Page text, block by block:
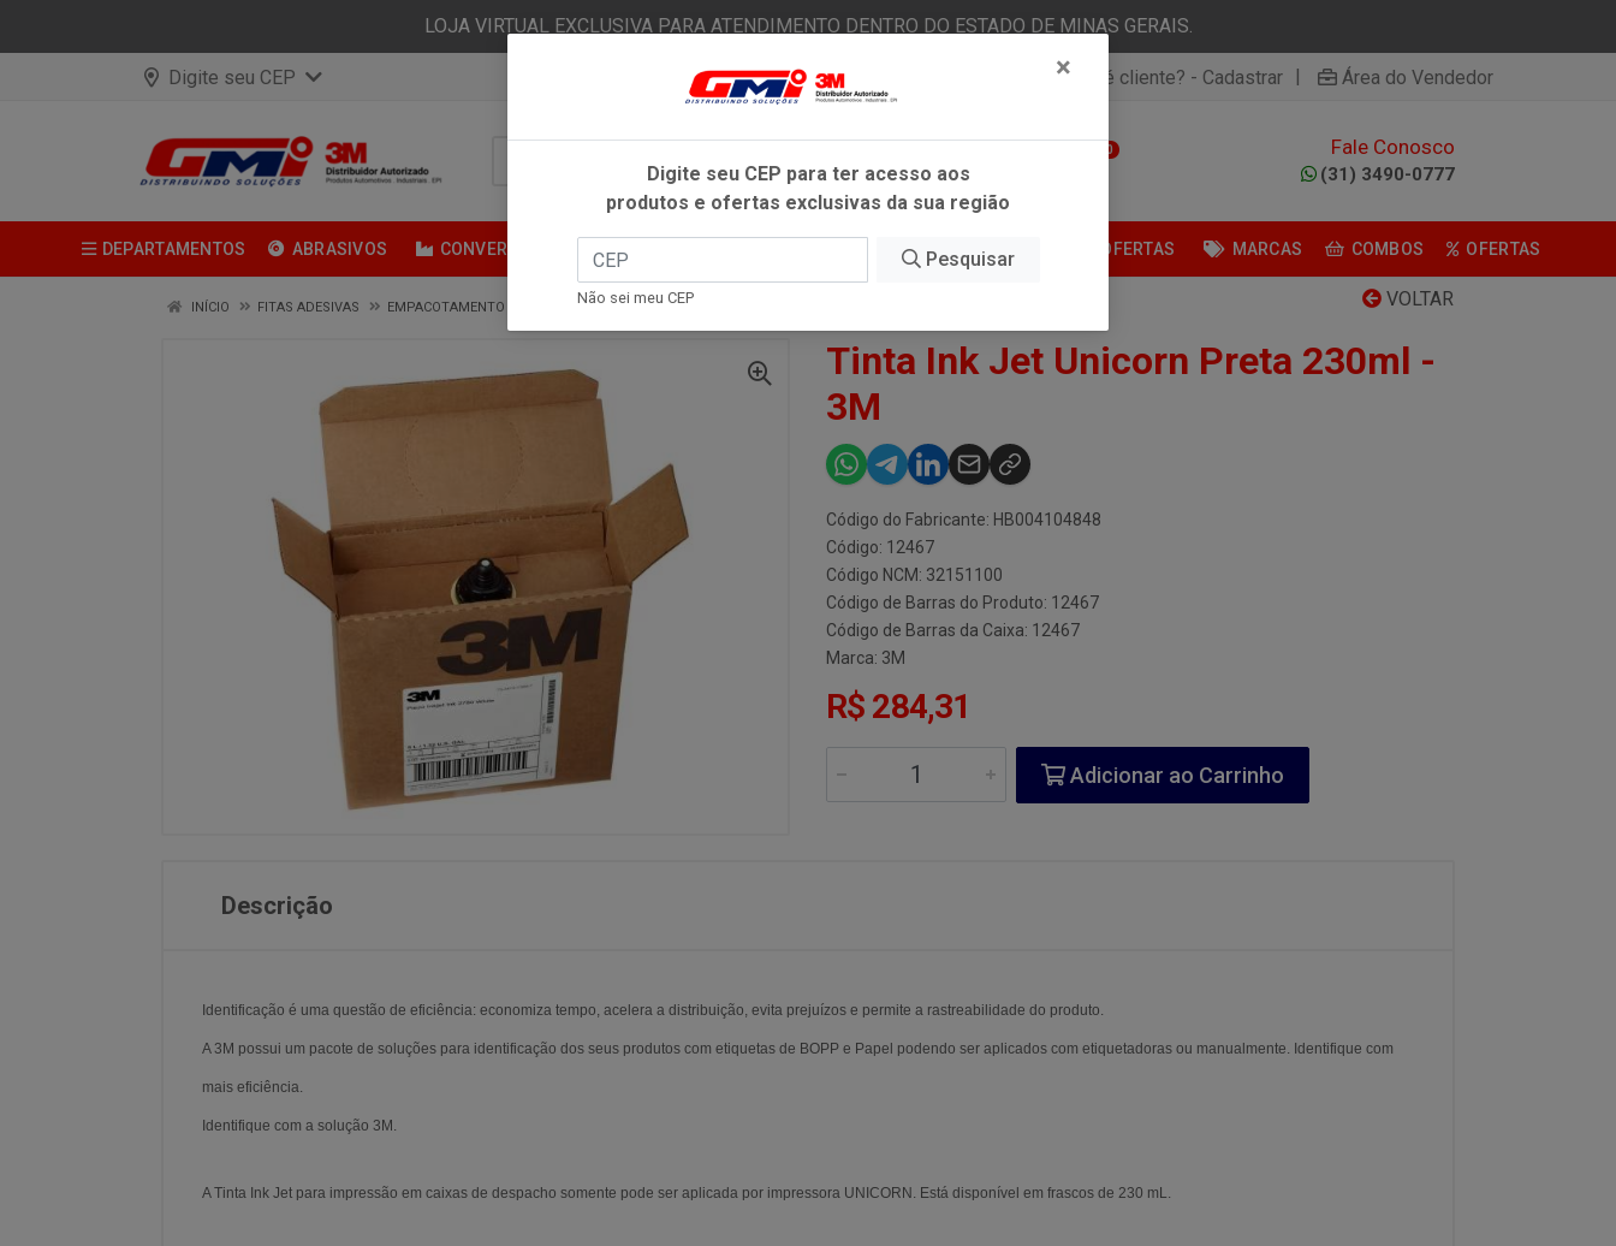
LOJA VIRTUAL EXCLUSIVA PARA ATENDIMENTO DENTRO DO ESTADO DE MINAS GERAIS.
Digite seu CEP Já é cliente? - Entrar Não é cliente? - Cadastrar | Área do Vendedor
0 Fale Conosco
(31) 3490-0777
DEPARTAMENTOS ABRASIVOS CONVERSÃO FITAS ADESIVAS ESTÉTICA AUTOMOTIVA OFERTAS MARCAS COMBOS OFERTAS
VOLTAR
INÍCIO FITAS ADESIVAS EMPACOTAMENTO | FITAS BOPP TINTA INK JET UNICORN PRETA 230ML - 3M
Tinta Ink Jet Unicorn Preta 230ml -
3M
Código do Fabricante: HB004104848
Código: 12467
Código NCM: 32151100
Código de Barras do Produto: 12467
Código de Barras da Caixa: 12467
Marca: 3M
R$ 284,31
Adicionar ao Carrinho
Descrição
Identificação é uma questão de eficiência: economiza tempo, acelera a distribuição, evita prejuízos e permite a rastreabilidade do produto.
A 3M possui um pacote de soluções para identificação dos seus produtos com etiquetas de BOPP e Papel podendo ser aplicados com etiquetadoras ou manualmente. Identifique com
mais eficiência.
Identifique com a solução 3M.
A Tinta Ink Jet para impressão em caixas de despacho somente pode ser aplicada por impressora UNICORN. Está disponível em frascos de 230 mL.
×
Digite seu CEP para ter acesso aos
produtos e ofertas exclusivas da sua região
Pesquisar
Não sei meu CEP